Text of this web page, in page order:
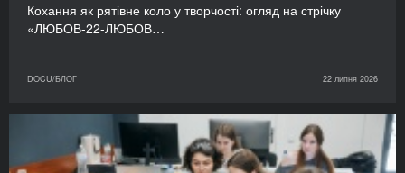
Кохання як рятівне коло у творчості: огляд на стрічку
«ЛЮБОВ-22-ЛЮБОВ…
DOCU/БЛОГ 22 липня 2026